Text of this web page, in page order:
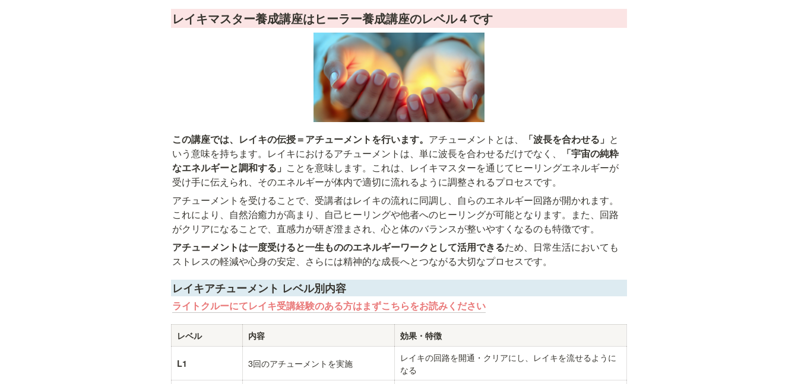
レイキマスター養成講座はヒーラー養成講座のレベル４です
この講座では、レイキの伝授＝アチューメントを行います。 アチューメントとは、 「波長を合わせる」 と
いう意味を持ちます。レイキにおけるアチューメントは、単に波長を合わせるだけでなく、
「宇宙の純粋
なエネルギーと調和する」 ことを意味します。これは、レイキマスターを通じてヒーリングエネルギーが
受け手に伝えられ、そのエネルギーが体内で適切に流れるように調整されるプロセスです。
アチューメントを受けることで、受講者はレイキの流れに同調し、自らのエネルギー回路が開かれます。
これにより、自然治癒力が高まり、自己ヒーリングや他者へのヒーリングが可能となります。また、回路
がクリアになることで、直感力が研ぎ澄まされ、心と体のバランスが整いやすくなるのも特徴です。
アチューメントは一度受けると一生もののエネルギーワークとして活用できるため、日常生活においても
ストレスの軽減や心身の安定、さらには精神的な成長へとつながる大切なプロセスです。
レイキアチューメント レベル別内容
ライトクルーにてレイキ受講経験のある方はまずこちらをお読みください
レベル 内容 効果・特徴
L1 3回のアチューメントを実施
レイキの回路を開通・クリアにし、レイキを流せるように
なる